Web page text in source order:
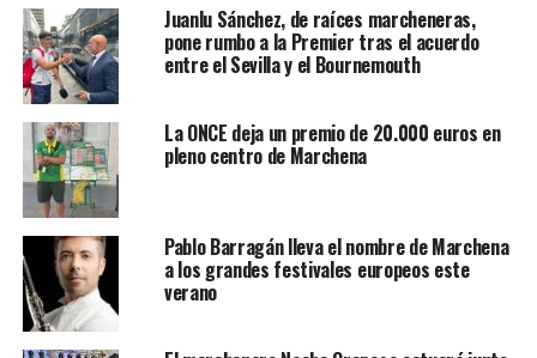
Juanlu Sánchez, de raíces marcheneras,
pone rumbo a la Premier tras el acuerdo
entre el Sevilla y el Bournemouth
La ONCE deja un premio de 20.000 euros en
pleno centro de Marchena
Pablo Barragán lleva el nombre de Marchena
a los grandes festivales europeos este
verano